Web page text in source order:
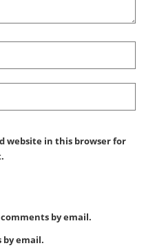
website in this browser for
by email.
by email.